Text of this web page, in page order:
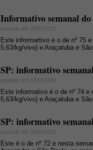
Informativo semanal
postado em 25/03/2011
Este informartivo é o de nº 75
5,63/kg/vivo) e Araçatuba e
SP: informativo
postado em 14/03/2011
Este informativo é o de nº 74
5,63/kg/vivo) e Araçatuba e
SP: informativo
postado em 28/02/2011
Este é o de nº 72 e nesta